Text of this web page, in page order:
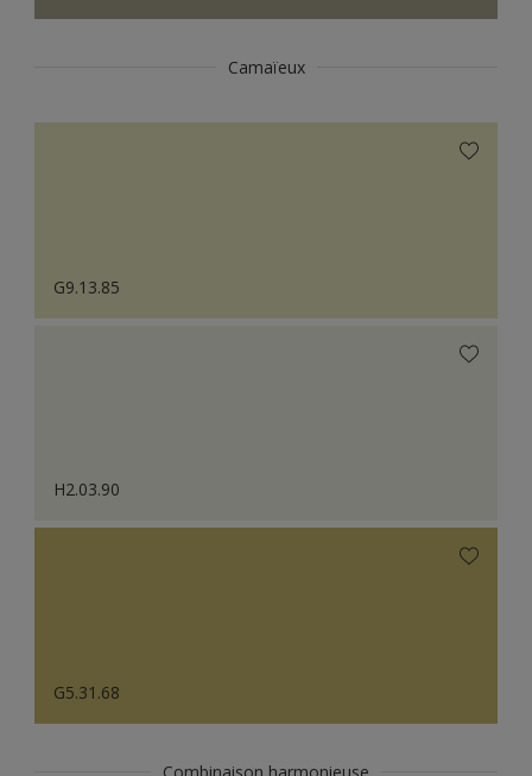
Camaïeux
G9.13.85
H2.03.90
G5.31.68